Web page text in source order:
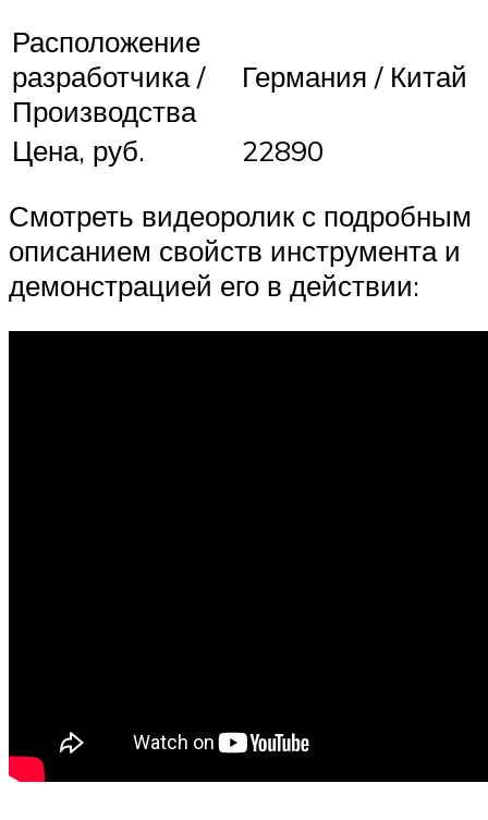
Расположение
разработчика /
Производства
Германия / Китай
Цена, руб.
22890
Смотреть видеоролик с подробным
описанием свойств инструмента и
демонстрацией его в действии: